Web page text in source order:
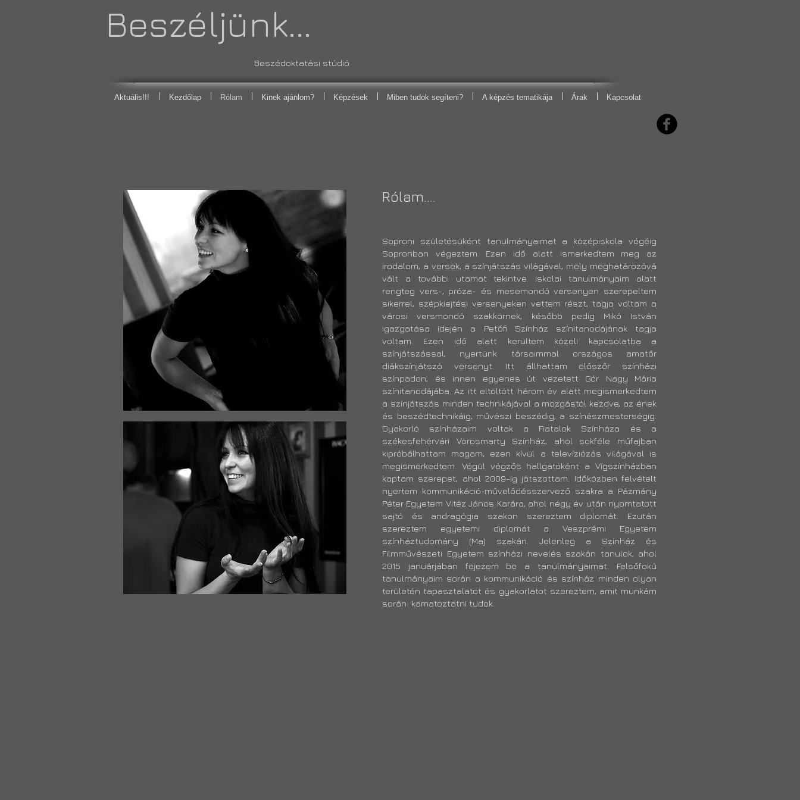
Beszédoktatási stúdió
Aktuális!!! Kezdőlap Rólam Kinek ajánlom? Képzések Miben tudok segíteni? A képzés tematikája Árak Kapcsolat
Rólam....
Soproni születésüként tanulmányaimat a középiskola végéig
Sopronban végeztem. Ezen idő alatt ismerkedtem meg az
irodalom, a versek, a színjátszás világával, mely meghatározóvá
vált a további utamat tekintve. Iskolai tanulmányaim alatt
rengteg vers-, próza- és mesemondó versenyen szerepeltem
sikerrel, szépkiejtési versenyeken vettem részt, tagja voltam a
városi versmondó szakkörnek, később pedig Mikó István
igazgatása idején a Petőfi Színház színitanodájának tagja
voltam. Ezen idő alatt kerültem közeli kapcsolatba a
színjátszással, nyertünk társaimmal országos amatőr
diákszínjátszó versenyt. Itt állhattam előszőr színházi
színpadon, és innen egyenes út vezetett Gór Nagy Mária
színitanodájába. Az itt eltöltött három év alatt megismerkedtem
a színjátszás minden technikájával a mozgástól kezdve, az ének
és beszédtechnikáig, művészi beszédig, a színészmesterségig.
Gyakorló színházaim voltak a Fiatalok Színháza és a
székesfehérvári Vörösmarty Színház, ahol sokféle műfajban
kipróbálhattam magam, ezen kívül a televíziózás világával is
megismerkedtem. Végül végzős hallgatóként a Vígszínházban
kaptam szerepet, ahol 2009-ig játszottam. Időközben felvételt
nyertem kommunikáció-művelődésszervező szakra a Pázmány
Péter Egyetem Vitéz János Karára, ahol négy év után nyomtatott
sajtó és andragógia szakon szereztem diplomát. Ezután
szereztem egyetemi diplomát a Veszprémi Egyetem
színháztudomány (Ma) szakán. Jelenleg a Színház és
Filmművészeti Egyetem színházi nevelés szakán tanulok, ahol
2015 januárjában fejezem be a tanulmányaimat. Felsőfokú
tanulmányaim során a kommunikáció és színház minden olyan
területén tapasztalatot és gyakorlatot szereztem, amit munkám
során kamatoztatni tudok.
Beszéljünk...